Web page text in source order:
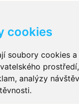
cookies
soubory cookies
analýzy
,Plenkové kalhotky
dámské